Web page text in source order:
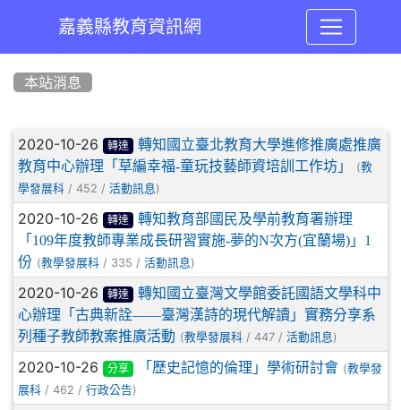
嘉義縣教育資訊網
本站消息
文章列表
2020-10-26 轉達
轉知國立臺北教育大學進修推廣處推廣
教育中心辦理「草編幸福-童玩技藝師資培訓工作坊」
(教
學發展科 / 452 / 活動訊息 )
2020-10-26 轉達
轉知教育部國民及學前教育署辦理
「109年度教師專業成長研習實施-夢的N次方(宜蘭場)」1
份 (教學發展科 / 335 / 活動訊息 )
2020-10-26 轉達
轉知國立臺灣文學館委託國語文學科中
心辦理「古典新詮——臺灣漢詩的現代解讀」實務分享系
列種子教師教案推廣活動 (教學發展科 / 447 / 活動訊息 )
2020-10-26 分享 「歷史記憶的倫理」學術研討會 (教學發
展科 / 462 / 行政公告)